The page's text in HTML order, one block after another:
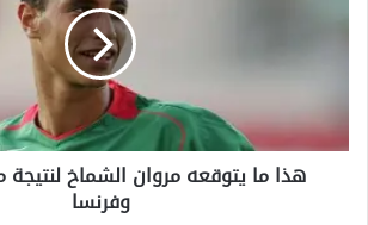
و
ق
هذا ما يتوقعه مروان الشماخ لنتيجة
وفرنسا